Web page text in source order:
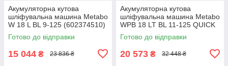
Акумуляторна кутова
шліфувальна машина Metabo
W 18 L BL 9-125 (602374510)
Готово до відправки
15 044 ₴ 23 836 ₴
Акумуляторна кутова
шліфувальна машина Metabo
WPB 18 LT BL 11-125 QUICK
(613057660) 2X5.5AH LIHD
Готово до відправки
20 573 ₴ 32 448 ₴